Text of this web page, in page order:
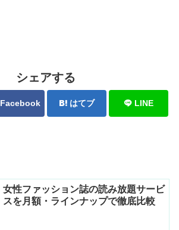
シェアする
Facebook はてブ LINE
女性ファッション誌の読み放題サービ
スを月額・ラインナップで徹底比較